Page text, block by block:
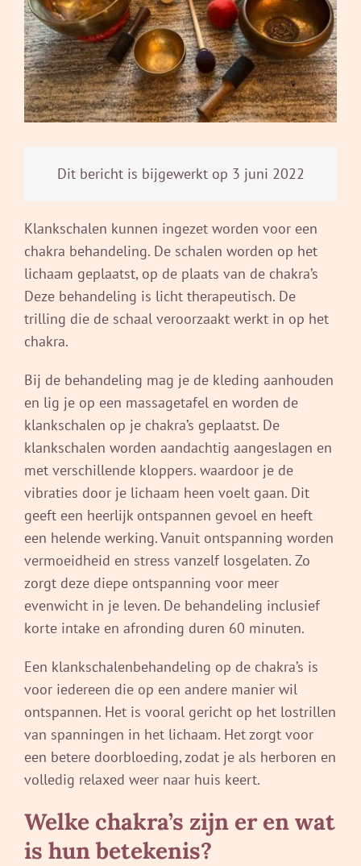
Dit bericht is bijgewerkt op 3 juni 2022
Klankschalen kunnen ingezet worden voor een
chakra behandeling. De schalen worden op het
lichaam geplaatst, op de plaats van de chakra’s
Deze behandeling is licht therapeutisch. De
trilling die de schaal veroorzaakt werkt in op het
chakra.
Bij de behandeling mag je de kleding aanhouden
en lig je op een massagetafel en worden de
klankschalen op je chakra’s geplaatst. De
klankschalen worden aandachtig aangeslagen en
met verschillende kloppers. waardoor je de
vibraties door je lichaam heen voelt gaan. Dit
geeft een heerlijk ontspannen gevoel en heeft
een helende werking. Vanuit ontspanning worden
vermoeidheid en stress vanzelf losgelaten. Zo
zorgt deze diepe ontspanning voor meer
evenwicht in je leven. De behandeling inclusief
korte intake en afronding duren 60 minuten.
Een klankschalenbehandeling op de chakra’s is
voor iedereen die op een andere manier wil
ontspannen. Het is vooral gericht op het lostrillen
van spanningen in het lichaam. Het zorgt voor
een betere doorbloeding, zodat je als herboren en
volledig relaxed weer naar huis keert.
Welke chakra’s zijn er en wat
is hun betekenis?